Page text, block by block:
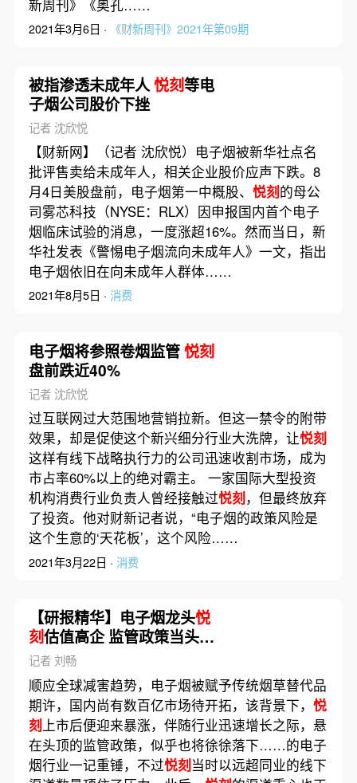
新周刊》《奥孔……
2021年3月6日 · 《财新周刊》2021年第09期
被指渗透未成年人悦刻等电
子烟公司股价下挫
记者 沈欣悦
【财新网】（记者 沈欣悦）电子烟被新华社点名
批评售卖给未成年人，相关企业股价应声下跌。8
月4日美股盘前，电子烟第一中概股、 悦刻的母公
司雾芯科技（NYSE：RLX）因申报国内首个电子
烟临床试验的消息，一度涨超16%。然而当日，新
华社发表《警惕电子烟流向未成年人》一文，指出
电子烟依旧在向未成年人群体……
2021年8月5日 · 消费
电子烟将参照卷烟监管悦刻
盘前跌近40%
记者 沈欣悦
过互联网过大范围地营销拉新。但这一禁令的附带
效果，却是促使这个新兴细分行业大洗牌，让悦刻
这样有线下战略执行力的公司迅速收割市场，成为
市占率60%以上的绝对霸主。 一家国际大型投资
机构消费行业负责人曾经接触过悦刻 ，但最终放弃
了投资。他对财新记者说，“电子烟的政策风险是
这个生意的‘天花板’，这个风险……
2021年3月22日 · 消费
【研报精华】电子烟龙头悦
刻估值高企 监管政策当头一
棒
记者 刘畅
顺应全球减害趋势，电子烟被赋予传统烟草替代品
期许，国内尚有数百亿市场待开拓，该背景下， 悦
刻上市后便迎来暴涨，伴随行业迅速增长之际，悬
在头顶的监管政策，似乎也将徐徐落下……的电子
烟行业一记重锤，不过悦刻当时以远超同业的线下